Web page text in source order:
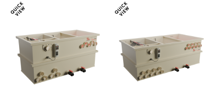
om
te
vergelijken
te